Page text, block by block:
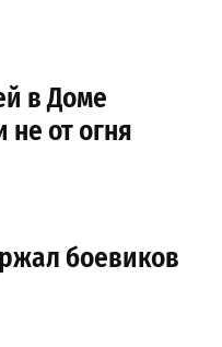
в Доме
от огня
боевиков